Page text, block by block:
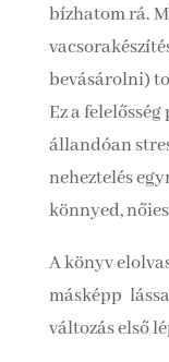
bízhatom rá.
bevásárolni)
Ez a
állandóan
neheztelés
könnyed,
A könyv
másképp
változás első